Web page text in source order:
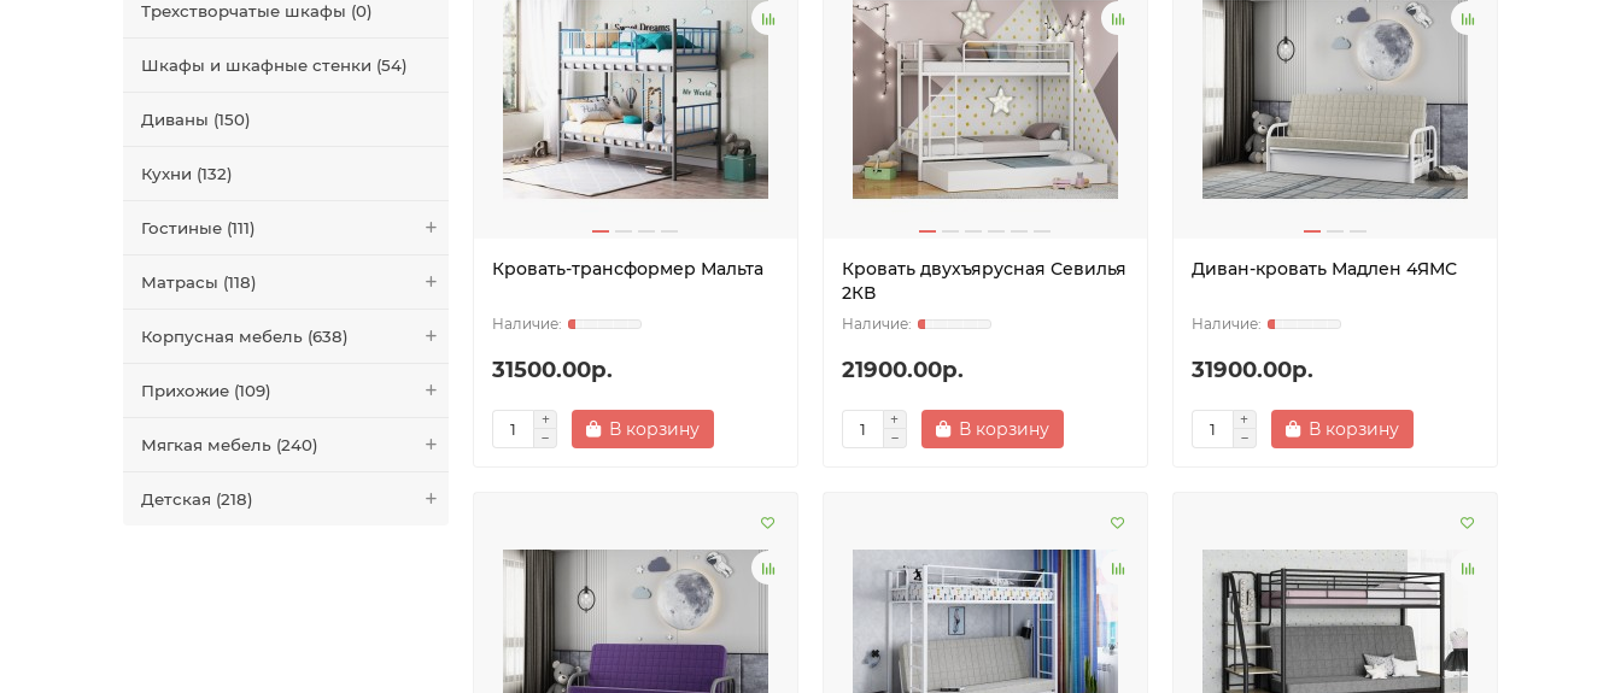
Трехстворчатые шкафы (0)
Шкафы и шкафные стенки (54)
Диваны (150)
Кухни (132)
Гостиные (111)
Матрасы (118)
Корпусная мебель (638)
Прихожие (109)
Мягкая мебель (240)
Детская (218)
Кровать-трансформер Мальта
31500.00р.
В корзину
Кровать двухъярусная Севилья
2КВ
21900.00р.
В корзину
Диван-кровать Мадлен 4ЯМС
31900.00р.
В корзину